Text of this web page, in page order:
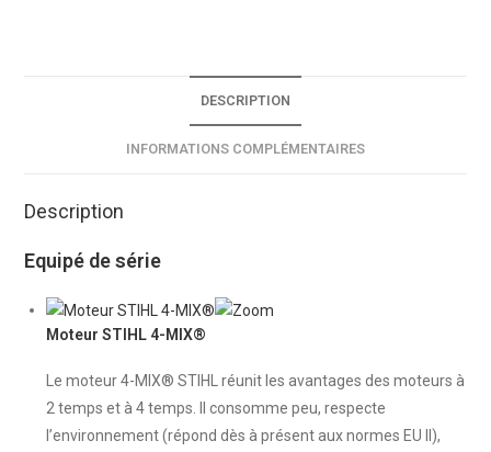
DESCRIPTION
INFORMATIONS COMPLÉMENTAIRES
Description
Equipé de série
Moteur STIHL 4-MIX®
Le moteur 4-MIX® STIHL réunit les avantages des moteurs à
2 temps et à 4 temps. Il consomme peu, respecte
l’environnement (répond dès à présent aux normes EU II),